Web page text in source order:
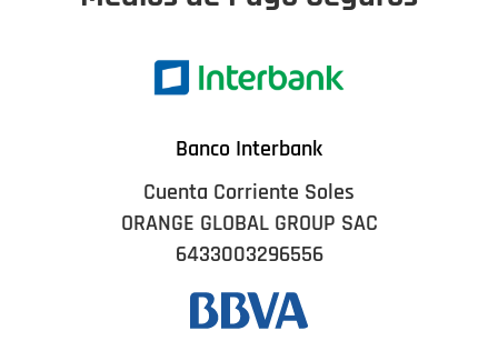
Banco Interbank
Cuenta Corriente Soles
ORANGE GLOBAL GROUP SAC
6433003296556